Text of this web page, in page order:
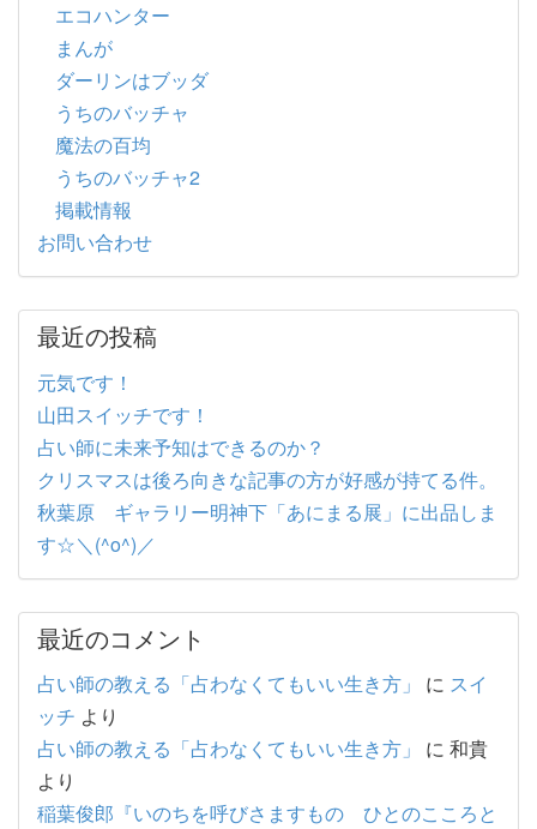
エコハンター
まんが
ダーリンはブッダ
うちのバッチャ
魔法の百均
うちのバッチャ2
掲載情報
お問い合わせ
最近の投稿
元気です！
山田スイッチです！
占い師に未来予知はできるのか？
クリスマスは後ろ向きな記事の方が好感が持てる件。
秋葉原 ギャラリー明神下「あにまる展」に出品しま
す☆＼(^o^)／
最近のコメント
占い師の教える「占わなくてもいい生き方」 に スイ
ッチ より
占い師の教える「占わなくてもいい生き方」
に 和貴
より
稲葉俊郎『いのちを呼びさますもの ひとのこころと